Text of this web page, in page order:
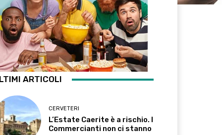
ARTICOLI
CERVETERI
L’Estate Caerite è a rischio. I
Commercianti non ci stanno